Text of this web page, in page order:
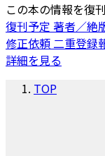
この本の情報を復
復刊予定 著者／絶
修正依頼二重登録
詳細を見る
TOP